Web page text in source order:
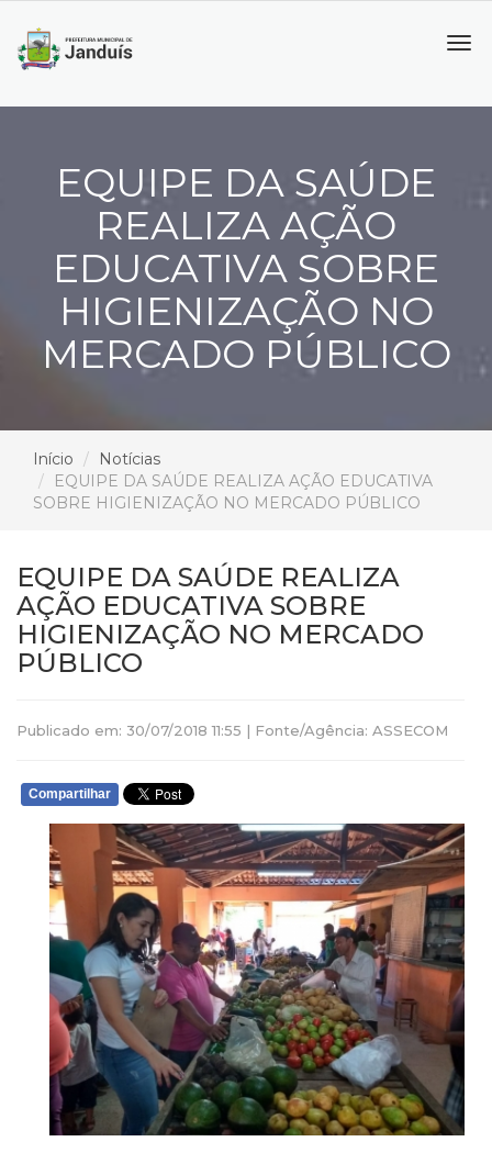
EQUIPE DA SAÚDE
REALIZA AÇÃO
EDUCATIVA SOBRE
HIGIENIZAÇÃO NO
MERCADO PÚBLICO
Início
Notícias
EQUIPE DA SAÚDE REALIZA AÇÃO EDUCATIVA
SOBRE HIGIENIZAÇÃO NO MERCADO PÚBLICO
EQUIPE DA SAÚDE REALIZA
AÇÃO EDUCATIVA SOBRE
HIGIENIZAÇÃO NO MERCADO
PÚBLICO
Publicado em: 30/07/2018 11:55 | Fonte/Agência: ASSECOM
Compartilhar